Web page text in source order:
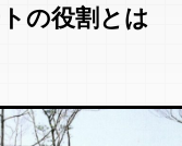
の役割とは